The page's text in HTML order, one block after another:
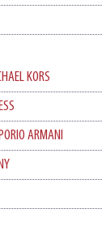
KORS
ARMANI